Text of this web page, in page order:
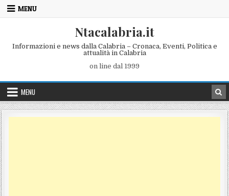
Skip to content
MENU
Ntacalabria.it
Informazioni e news dalla Calabria – Cronaca, Eventi, Politica e
attualità in Calabria
on line dal 1999
MENU